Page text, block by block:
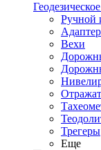
Ручной
Вехи
Трегеры
Еще